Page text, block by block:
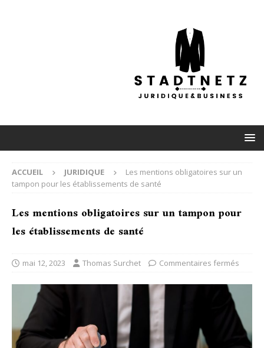
ACCUEIL JURIDIQUE
Les mentions obligatoires sur un
tampon pour les établissements de santé
Les mentions obligatoires sur un tampon pour
les établissements de santé
mai 12, 2023 Thomas Surchet Commentaires fermés